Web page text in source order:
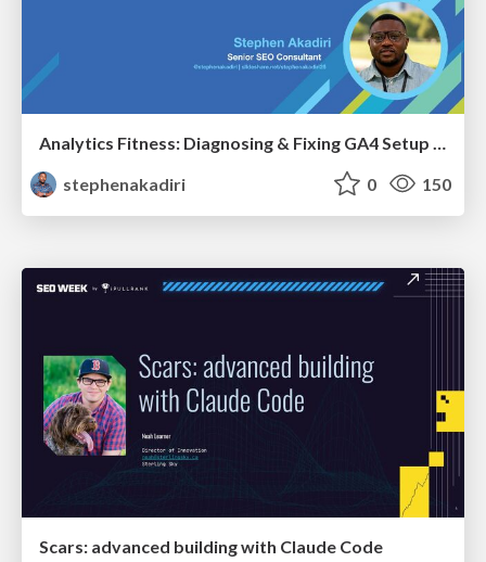
stephenakadiri
0 150
Scars: advanced building with Claude Code